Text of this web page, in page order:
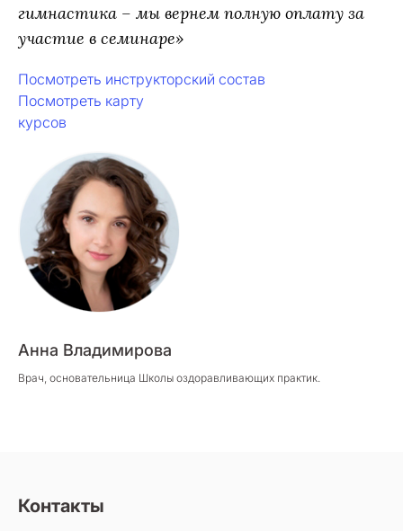
гимнастика – мы вернем полную оплату за
участие в семинаре»
Посмотреть инструкторский состав
Посмотреть карту
курсов
Анна Владимирова
Врач, основательница Школы оздоравливающих практик.
Контакты